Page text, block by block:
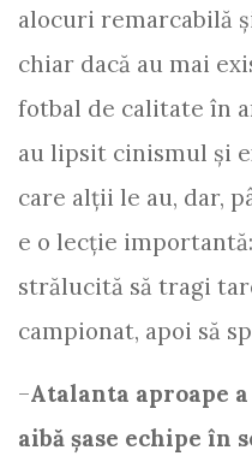
alocuri remarcabilă
chiar dacă au mai
fotbal de calitate în
au lipsit cinismul și
care alții le au, dar,
e o lecție
strălucită să tragi
campionat, apoi să
–Atalanta aproape
aibă șase echipe în